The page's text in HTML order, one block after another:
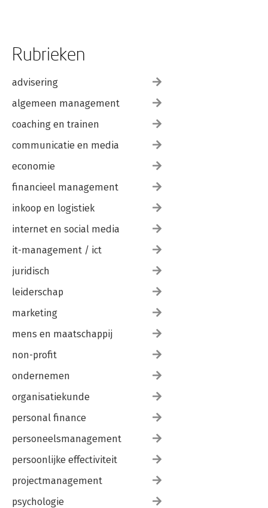
Rubrieken
advisering
algemeen management
coaching en trainen
communicatie en media
economie
financieel management
inkoop en logistiek
internet en social media
it-management / ict
juridisch
leiderschap
marketing
mens en maatschappij
non-profit
ondernemen
organisatiekunde
personal finance
personeelsmanagement
persoonlijke effectiviteit
projectmanagement
psychologie